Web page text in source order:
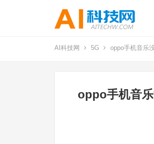
AI科技网 5G oppo手机音乐
oppo手机音